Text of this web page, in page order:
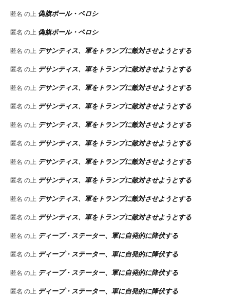
匿名 の上 偽旗ポール・ペロシ
匿名 の上 偽旗ポール・ペロシ
匿名 の上 デサンティス、軍をトランプに敵対させようとする
匿名 の上 デサンティス、軍をトランプに敵対させようとする
匿名 の上 デサンティス、軍をトランプに敵対させようとする
匿名 の上 デサンティス、軍をトランプに敵対させようとする
匿名 の上 デサンティス、軍をトランプに敵対させようとする
匿名 の上 デサンティス、軍をトランプに敵対させようとする
匿名 の上 デサンティス、軍をトランプに敵対させようとする
匿名 の上 デサンティス、軍をトランプに敵対させようとする
匿名 の上 デサンティス、軍をトランプに敵対させようとする
匿名 の上 デサンティス、軍をトランプに敵対させようとする
匿名 の上 ディープ・ステーター、軍に自発的に降伏する
匿名 の上 ディープ・ステーター、軍に自発的に降伏する
匿名 の上 ディープ・ステーター、軍に自発的に降伏する
匿名 の上 ディープ・ステーター、軍に自発的に降伏する